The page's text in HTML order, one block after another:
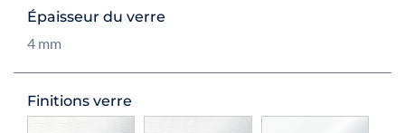
Épaisseur du verre
4 mm
Finitions verre